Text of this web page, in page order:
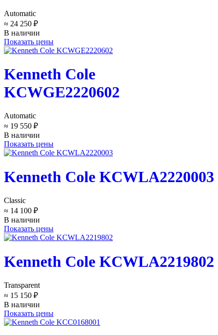
Automatic
≈ 24 250 ₽
В наличии
Показать цены
Kenneth Cole
KCWGE2220602
Automatic
≈ 19 550 ₽
В наличии
Показать цены
Kenneth Cole KCWLA2220003
Classic
≈ 14 100 ₽
В наличии
Показать цены
Kenneth Cole KCWLA2219802
Transparent
≈ 15 150 ₽
В наличии
Показать цены